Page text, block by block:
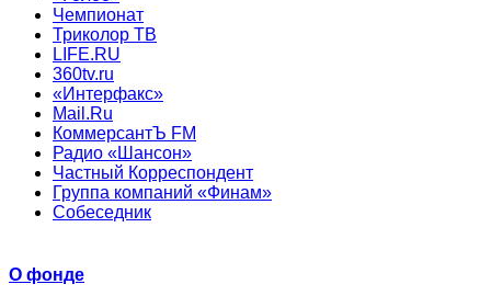
Чемпионат
Триколор ТВ
LIFE.RU
360tv.ru
«Интерфакс»
Mail.Ru
КоммерсантЪ FM
Радио «Шансон»
Частный Корреспондент
Группа компаний «Финам»
Собеседник
О фонде